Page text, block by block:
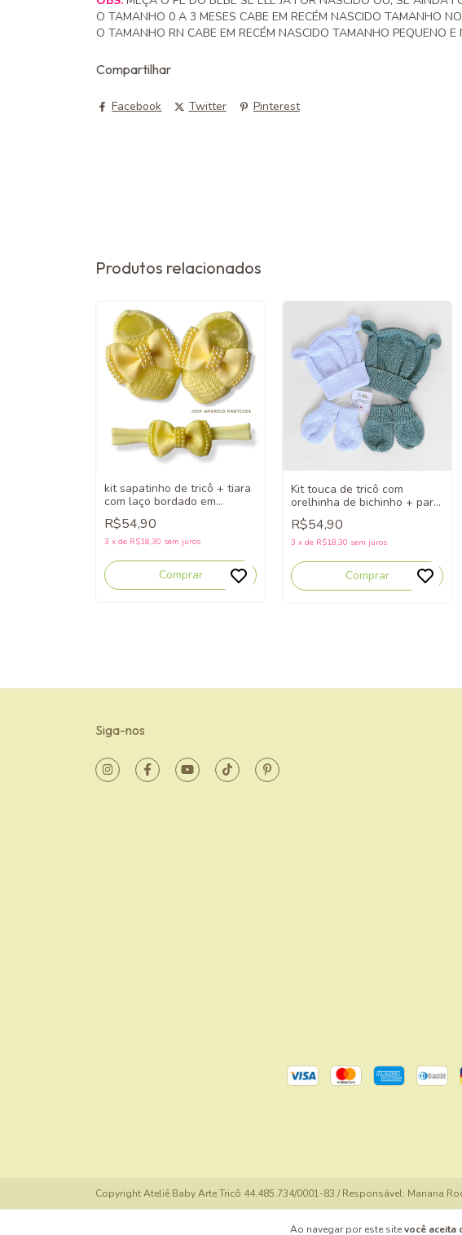
Ao navegar por este sitevocê aceita
O TAMANHO 0 A 3 MESES CABE EM RECÉM NASCIDO TAMANHO
O TAMANHO RN CABE EM RECÉM NASCIDO TAMANHO PEQUENO E
Compartilhar
Facebook Twitter Pinterest
Produtos relacionados
kit sapatinho de tricô + tiara
com laço bordado em
pérolas - saída maternidade
menina
R$54,90
3 x de R$18,30 sem juros
Comprar
Kit touca de tricô com
orelhinha de bichinho + par
de luvas - modelo unissex
R$54,90
3 x de R$18,30 sem juros
Comprar
Siga-nos
Copyright Ateliê Baby Arte Tricô 44.485.734/0001-83 / Responsável: Mariana